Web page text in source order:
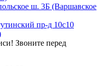
ш. 3Б (Варшавское
пр-д 10с10
Звоните перед